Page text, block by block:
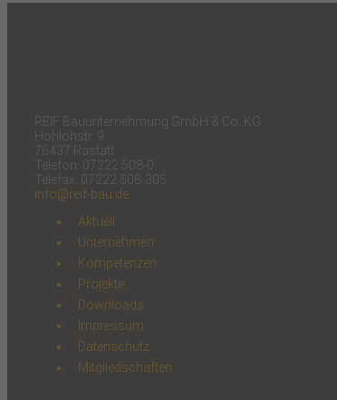
REIF Bauunternehmung GmbH & Co. KG
Hohlohstr. 9
76437 Rastatt
Telefon: 07222 508-0
Telefax: 07222 508-305
info@reif-bau.de
Aktuell
Unternehmen
Kompetenzen
Projekte
Downloads
Impressum
Datenschutz
Mitgliedschaften